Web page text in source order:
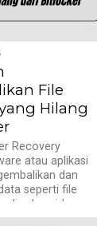
File
Hilang
Recovery
atau aplikasi
dan
seperti file
dan video